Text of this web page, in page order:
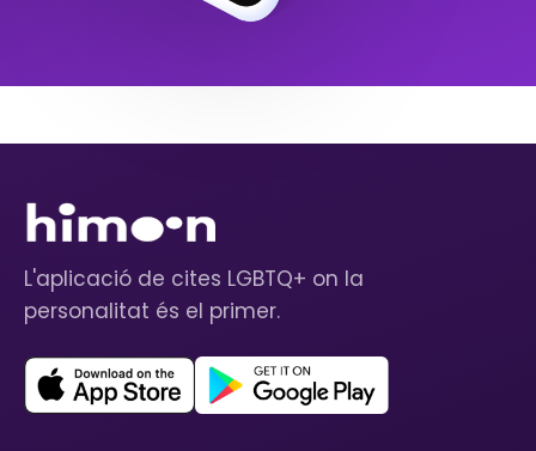
L'aplicació de cites LGBTQ+ on la
personalitat és el primer.